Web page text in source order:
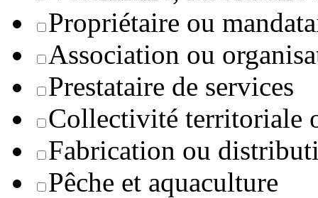
Propriétaire ou
Association ou
Prestataire de services
Collectivité territoriale
Fabrication ou
Pêche et aquaculture